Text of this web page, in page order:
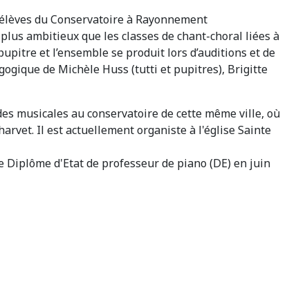
du Conservatoire à Rayonnement
ambitieux que les classes de chant-choral liées à
et l’ensemble se produit lors d’auditions et de
de Michèle Huss (tutti et pupitres), Brigitte
musicales au conservatoire de cette même ville, où
Il est actuellement organiste à l'église Sainte
Diplôme d'Etat de professeur de piano (DE) en juin